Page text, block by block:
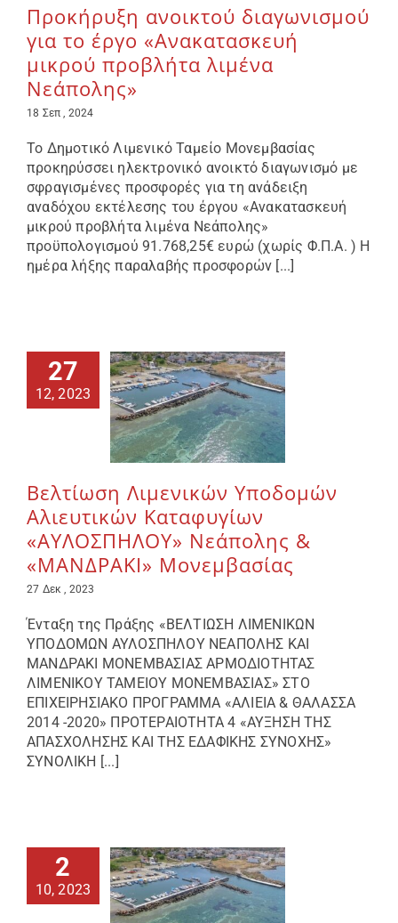
Προκήρυξη ανοικτού διαγωνισμού
για το έργο «Ανακατασκευή
μικρού προβλήτα λιμένα
Νεάπολης»
18 Σεπ , 2024
Το Δημοτικό Λιμενικό Ταμείο Μονεμβασίας
προκηρύσσει ηλεκτρονικό ανοικτό διαγωνισμό με
σφραγισμένες προσφορές για τη ανάδειξη
αναδόχου εκτέλεσης του έργου «Ανακατασκευή
μικρού προβλήτα λιμένα Νεάπολης»
προϋπολογισμού 91.768,25€ ευρώ (χωρίς Φ.Π.Α. ) Η
ημέρα λήξης παραλαβής προσφορών [...]
27
12, 2023
Βελτίωση Λιμενικών Υποδομών
Αλιευτικών Καταφυγίων
«ΑΥΛΟΣΠΗΛΟΥ» Νεάπολης &
«ΜΑΝΔΡΑΚΙ» Μονεμβασίας
27 Δεκ , 2023
Ένταξη της Πράξης «ΒΕΛΤΙΩΣΗ ΛΙΜΕΝΙΚΩΝ
ΥΠΟΔΟΜΩΝ ΑΥΛΟΣΠΗΛΟΥ ΝΕΑΠΟΛΗΣ ΚΑΙ
ΜΑΝΔΡΑΚΙ ΜΟΝΕΜΒΑΣΙΑΣ ΑΡΜΟΔΙΟΤΗΤΑΣ
ΛΙΜΕΝΙΚΟΥ ΤΑΜΕΙΟΥ ΜΟΝΕΜΒΑΣΙΑΣ» ΣΤΟ
ΕΠΙΧΕΙΡΗΣΙΑΚΟ ΠΡΟΓΡΑΜΜΑ «ΑΛΙΕΙΑ & ΘΑΛΑΣΣΑ
2014 -2020» ΠΡΟΤΕΡΑΙΟΤΗΤΑ 4 «ΑΥΞΗΣΗ ΤΗΣ
ΑΠΑΣΧΟΛΗΣΗΣ ΚΑΙ ΤΗΣ ΕΔΑΦΙΚΗΣ ΣΥΝΟΧΗΣ»
ΣΥΝΟΛΙΚΗ [...]
2
10, 2023